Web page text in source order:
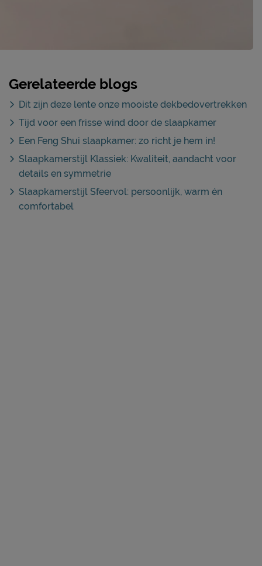
Gerelateerde blogs
Dit zijn deze lente onze mooiste dekbedovertrekken
Tijd voor een frisse wind door de slaapkamer
Een Feng Shui slaapkamer: zo richt je hem in!
Slaapkamerstijl Klassiek: Kwaliteit, aandacht voor
details en symmetrie
Slaapkamerstijl Sfeervol: persoonlijk, warm én
comfortabel